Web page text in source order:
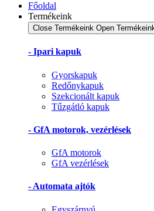
Főoldal
Termékeink
Close Termékeink Open
- Ipari kapuk
Gyorskapuk
Redőnykapuk
Szekcionált kapuk
Tűzgátló kapuk
- GfA motorok, vezérlések
GfA motorok
GfA vezérlések
- Automata ajtók